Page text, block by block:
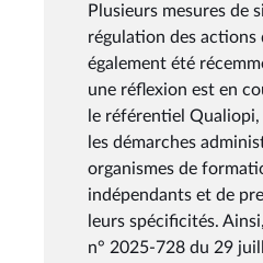
Plusieurs mesures de
régulation des
également été
une réflexion est en
le référentiel
les démarches
organismes de
indépendants et de
leurs spécificités.
n° 2025-728 du 29